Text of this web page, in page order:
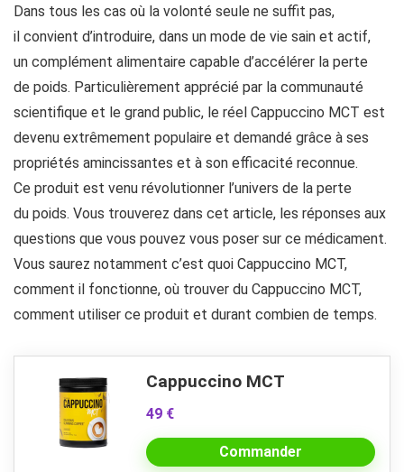
Dans tous les cas où la volonté seule ne suffit pas,
il convient d’introduire, dans un mode de vie sain et actif,
un complément alimentaire capable d’accélérer la perte
de poids. Particulièrement apprécié par la communauté
scientifique et le grand public, le réel Cappuccino MCT est
devenu extrêmement populaire et demandé grâce à ses
propriétés amincissantes et à son efficacité reconnue.
Ce produit est venu révolutionner l’univers de la perte
du poids. Vous trouverez dans cet article, les réponses aux
questions que vous pouvez vous poser sur ce médicament.
Vous saurez notamment c’est quoi Cappuccino MCT,
comment il fonctionne, où trouver du Cappuccino MCT,
comment utiliser ce produit et durant combien de temps.
Cappuccino MCT
49 €
Commander